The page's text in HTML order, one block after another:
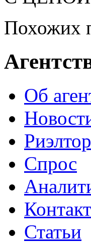
Похожих
Об
Спрос
Статьи